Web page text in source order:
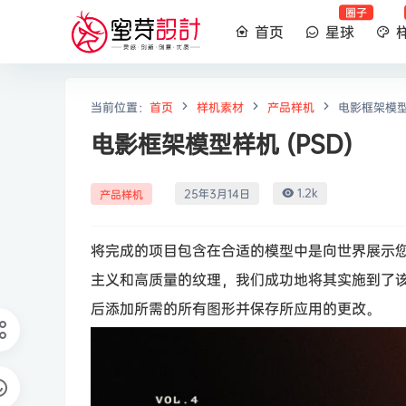
首页 星球
圈子
当前位置： 首页 样机素材 产品样机 电影框架模
电影框架模型样机 (PSD)
产品样机 25年3月14日 1.2k
将完成的项目包含在合适的模型中是向世界展示
主义和高质量的纹理，我们成功地将其实施到
后添加所需的所有图形并保存所应用的更改。